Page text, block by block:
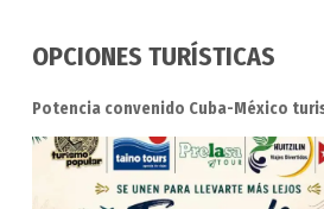
OPCIONES TURÍSTICAS
Potencia convenido Cuba-México